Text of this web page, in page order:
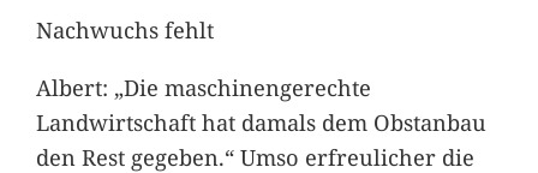
Nachwuchs fehlt
Albert: „Die maschinengerechte
Landwirtschaft hat damals dem Obstanbau
den Rest gegeben.“ Umso erfreulicher die